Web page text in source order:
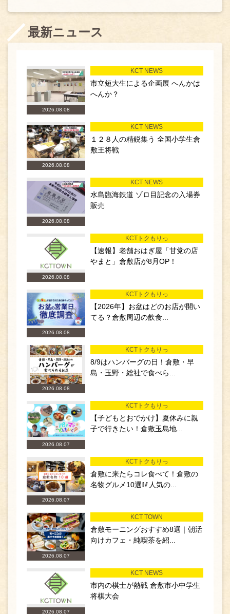
最新ニュース
2026.08.08
KCT NEWS
市立短大生による企画展 へんかは
へんか？
2026.08.08
KCT NEWS
１２８人の精鋭集う 全国小学生倉
敷王将戦
2026.08.08
KCT NEWS
水島臨海鉄道 ゾロ目記念の入場券
販売
2026.08.08
KCTトクもりっ
【速報】老舗おはぎ屋「甘党の店
やまと」倉敷店が8月OP！
2026.08.08
KCTトクもりっ
【2026年】お盆はどのお店が開い
てる？倉敷周辺の飲食...
2026.08.08
KCTトクもりっ
8/9はハンバーグの日！倉敷・早
島・玉野・総社で食べら...
2026.08.07
KCTトクもりっ
【子どもとおでかけ】夏休みに親
子で行きたい！倉敷玉島地...
2026.08.07
KCTトクもりっ
倉敷に来たらコレ食べて！倉敷の
名物グルメ10選🥢人気の...
2026.08.07
KCT TOWN
倉敷モーニングおすすめ8選｜朝活
向けカフェ・純喫茶を紹...
2026.08.07
KCT NEWS
市内の棋士が熱戦 倉敷市小中学生
将棋大会